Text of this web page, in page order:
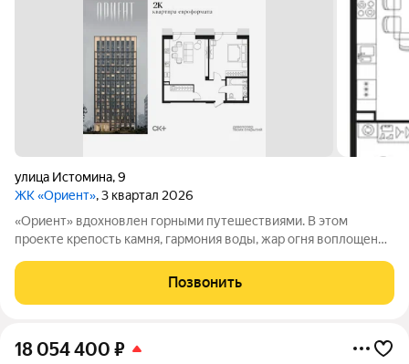
улица Истомина,9
ЖК «Ориент», 3 квартал 2026
«Ориент» вдохновлен горными путешествиями. В этом
проекте крепость камня, гармония воды, жар огня воплощены
технологиями. Здесь вы получите повседневность,
наполненную яркими моментами и приятной
Позвонить
18 054 400 ₽